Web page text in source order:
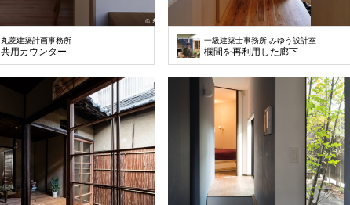
丸菱建築計画事務所
共用カウンター
一級建築士事務所 みゆう設計室
欄間を再利用した廊下